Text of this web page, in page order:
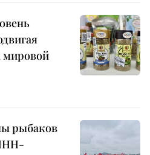
мировой
рыбаков